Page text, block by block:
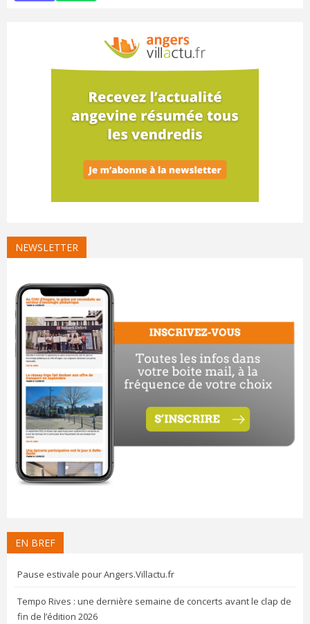
NEWSLETTER
EN BREF
Pause estivale pour Angers.Villactu.fr
Tempo Rives : une dernière semaine de concerts avant le clap de
fin de l’édition 2026